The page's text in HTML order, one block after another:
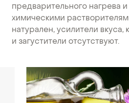
предварительного нагрева
химическими
натурален, усилители вкуса,
и загустители отсутствуют.